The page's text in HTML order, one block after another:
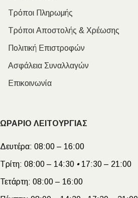
Τρόποι Πληρωμής
Τρόποι Αποστολής & Χρέωσης
Πολιτική Επιστροφών
Ασφάλεια Συναλλαγών
Επικοινωνία
ΩΡΑΡΙΟ ΛΕΙΤΟΥΡΓΙΑΣ
Δευτέρα: 08:00 – 16:00
Τρίτη: 08:00 – 14:30 •17:30 – 21:00
Τετάρτη: 08:00 – 16:00